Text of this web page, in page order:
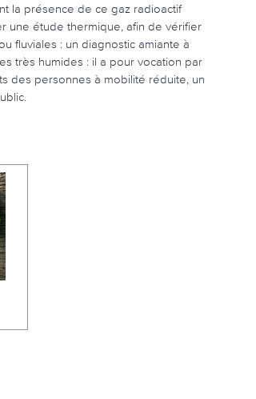
la présence de ce gaz radioactif
une étude thermique, afin de vérifier
fluviales : un diagnostic amiante à
très humides : il a pour vocation par
des personnes à mobilité réduite, un